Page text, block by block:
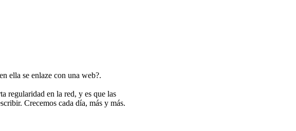
ella se enlaze con una web?.
regularidad en la red, y es que las
Crecemos cada día, más y más.